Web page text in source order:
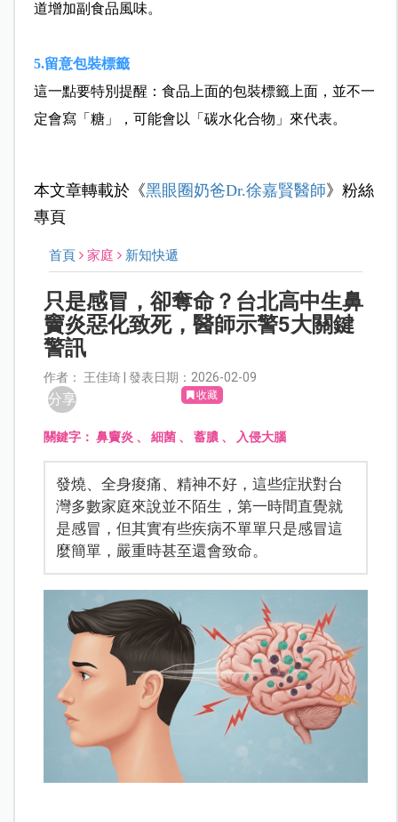
道增加副食品風味。
5.留意包裝標籤
這一點要特別提醒：食品上面的包裝標籤上面，並不一
定會寫「糖」，可能會以「碳水化合物」來代表。
本文章轉載於《黑眼圈奶爸Dr.徐嘉賢醫師》粉絲
專頁
首頁 家庭 新知快遞
只是感冒，卻奪命？台北高中生鼻
竇炎惡化致死，醫師示警5大關鍵
警訊
作者： 王佳琦 | 發表日期：2026-02-09
分享 收藏
關鍵字：鼻竇炎 、細菌 、蓄膿 、 入侵大腦
發燒、全身痠痛、精神不好，這些症狀對台
灣多數家庭來說並不陌生，第一時間直覺就
是感冒，但其實有些疾病不單單只是感冒這
麼簡單，嚴重時甚至還會致命。